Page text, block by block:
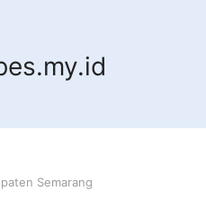
Semarang